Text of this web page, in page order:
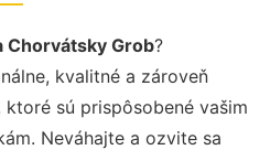
Chorvátsky Grob?
kvalitné a zároveň
sú prispôsobené vašim
Neváhajte a ozvite sa